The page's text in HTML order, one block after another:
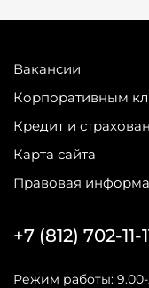
Вакансии
Корпоративным
Кредит и
Карта сайта
Правовая
+7 (812) 702-11-
Режим работы: 9.00-